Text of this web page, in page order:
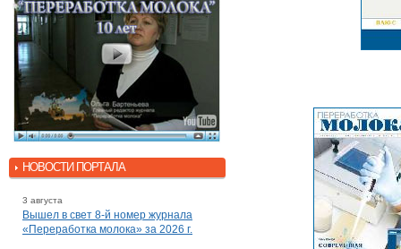
НОВОСТИ ПОРТАЛА
3 августа
Вышел в свет 8-й номер журнала
«Переработка молока» за 2026 г.